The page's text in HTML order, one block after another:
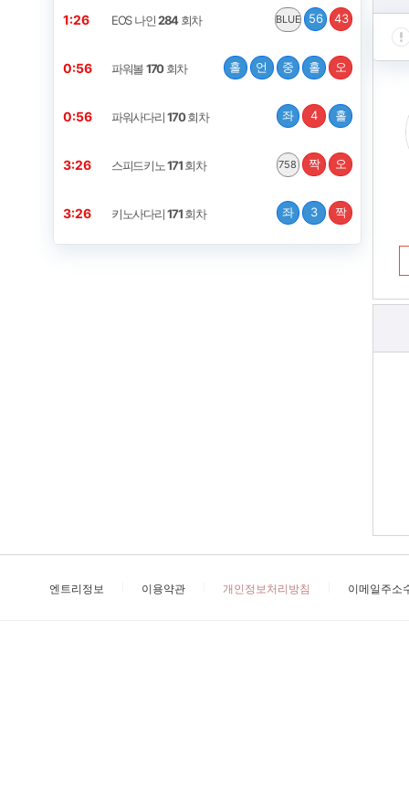
1:25 EOS 나인284회차 BLUE 56 43
0:55 파워볼170회차 홀 언 중 홀 오
0:55 파워사다리170회차 좌 4 홀
3:25 스피드키노171회차 758 짝 오
3:25 키노사다리171회차 좌 3 짝
엔트리정보 이용약관 개인정보처리방침 이메일주소